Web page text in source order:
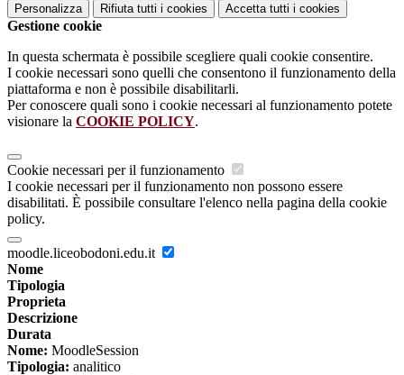
Personalizza Rifiuta tutti i cookies Accetta tutti i cookies
Gestione cookie
In questa schermata è possibile scegliere quali cookie consentire.
I cookie necessari sono quelli che consentono il funzionamento della
piattaforma e non è possibile disabilitarli.
Per conoscere quali sono i cookie necessari al funzionamento potete
visionare la COOKIE POLICY.
Cookie necessari per il funzionamento
I cookie necessari per il funzionamento non possono essere
disabilitati. È possibile consultare l'elenco nella pagina della cookie
policy.
moodle.liceobodoni.edu.it
Nome
Tipologia
Proprieta
Descrizione
Durata
Nome: MoodleSession
Tipologia: analitico